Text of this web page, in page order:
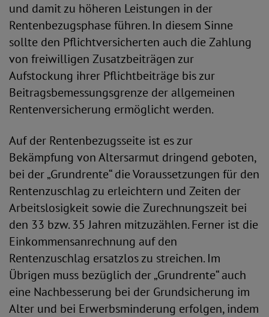
und damit zu höheren Leistungen in der
Rentenbezugsphase führen. In diesem Sinne
sollte den Pflichtversicherten auch die Zahlung
von freiwilligen Zusatzbeiträgen zur
Aufstockung ihrer Pflichtbeiträge bis zur
Beitragsbemessungsgrenze der allgemeinen
Rentenversicherung ermöglicht werden.
Auf der Rentenbezugsseite ist es zur
Bekämpfung von Altersarmut dringend geboten,
bei der „Grundrente“ die Voraussetzungen für den
Rentenzuschlag zu erleichtern und Zeiten der
Arbeitslosigkeit sowie die Zurechnungszeit bei
den 33 bzw. 35 Jahren mitzuzählen. Ferner ist die
Einkommensanrechnung auf den
Rentenzuschlag ersatzlos zu streichen. Im
Übrigen muss bezüglich der „Grundrente“ auch
eine Nachbesserung bei der Grundsicherung im
Alter und bei Erwerbsminderung erfolgen, indem